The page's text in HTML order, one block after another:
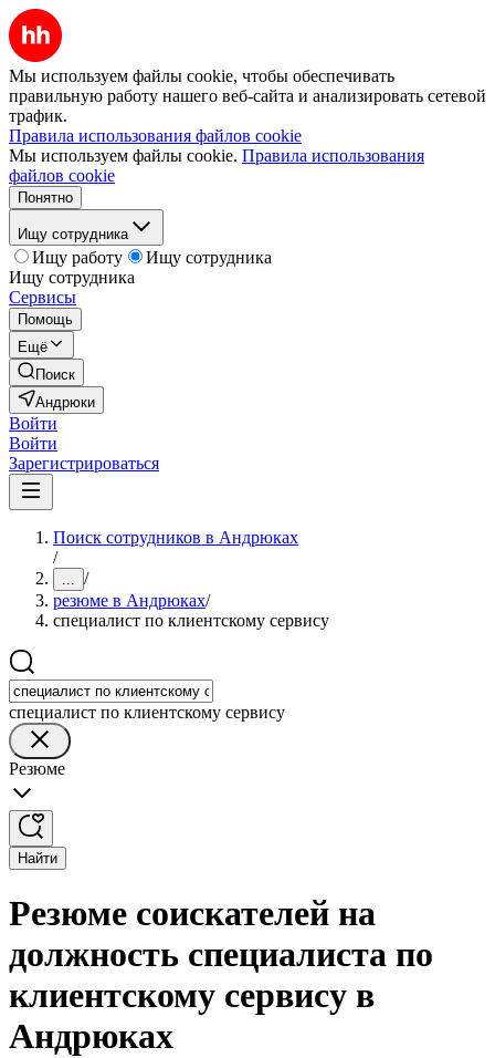
Мы используем файлы cookie, чтобы обеспечивать
правильную работу нашего веб-сайта и анализировать сетевой
трафик.
Правила использования файлов cookie
Мы используем файлы cookie. Правила использования
файлов cookie
Понятно
Ищу сотрудника
Ищу работу
Ищу сотрудника
Ищу сотрудника
Сервисы
Помощь
Ещё
Поиск
Андрюки
Войти
Войти
Зарегистрироваться
Поиск сотрудников в Андрюках
/
... /
резюме в Андрюках/
специалист по клиентскому сервису
специалист по клиентскому сервису
Резюме
Найти
Резюме соискателей на
должность специалиста по
клиентскому сервису в
Андрюках